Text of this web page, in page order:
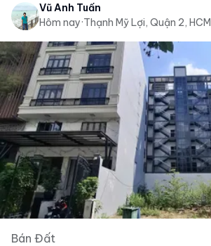
Vũ Anh Tuấn
Hôm nay·Thạnh Mỹ Lợi, Quận 2, HCM
Bán Đất